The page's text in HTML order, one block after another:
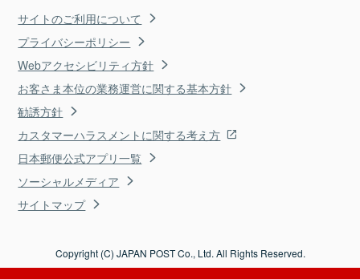
サイトのご利用について
プライバシーポリシー
Webアクセシビリティ方針
お客さま本位の業務運営に関する基本方針
勧誘方針
カスタマーハラスメントに関する考え方
日本郵便公式アプリ一覧
ソーシャルメディア
サイトマップ
Copyright (C) JAPAN POST Co., Ltd. All Rights Reserved.